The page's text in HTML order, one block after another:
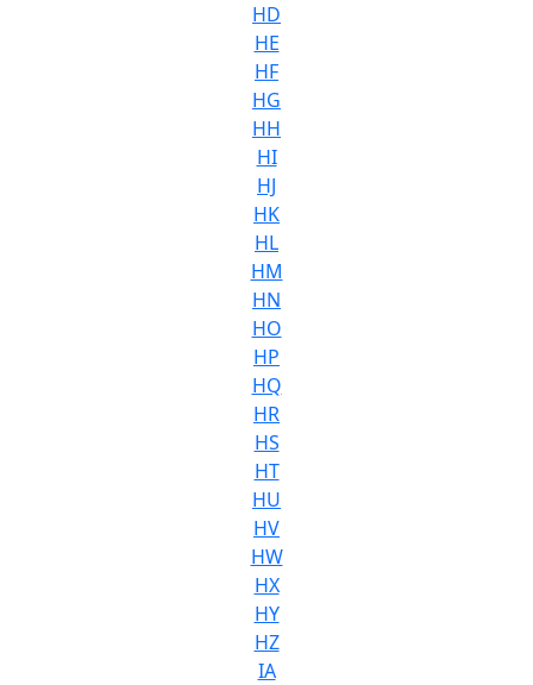
HD
HE
HF
HG
HH
HI
HJ
HK
HL
HM
HN
HO
HP
HQ
HR
HS
HT
HU
HV
HW
HX
HY
HZ
IA